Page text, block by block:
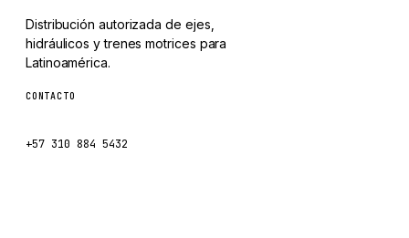
Distribución autorizada de ejes,
hidráulicos y trenes motrices para
Latinoamérica.
CONTACTO
+57 310 884 5432